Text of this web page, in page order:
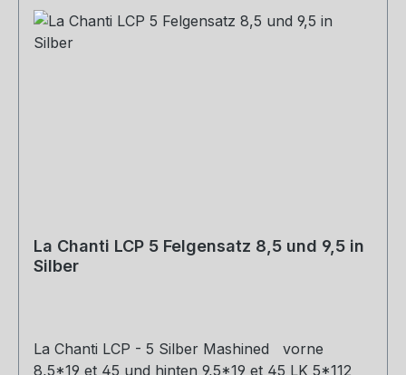
La Chanti LCP 5 Felgensatz 8,5 und 9,5 in
Silber
La Chanti LCP - 5 Silber Mashined vorne
8,5*19 et 45 und hinten 9,5*19 et 45 LK 5*112